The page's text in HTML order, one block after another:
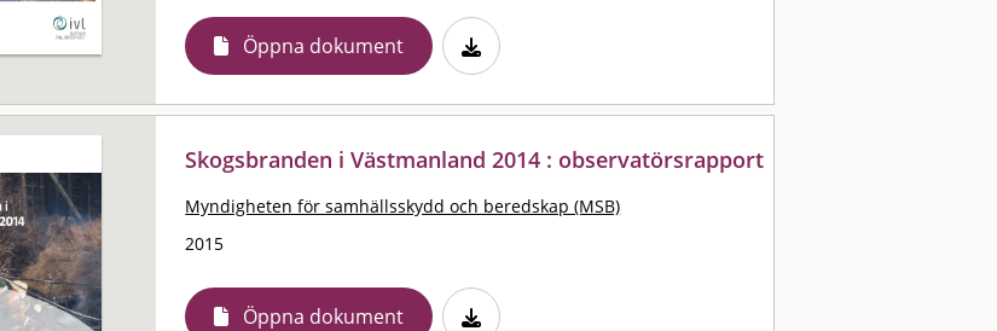
Öppna dokument
Skogsbranden i Västmanland 2014 : observatörsrapport
Myndigheten för samhällsskydd och beredskap (MSB)
2015
Öppna dokument